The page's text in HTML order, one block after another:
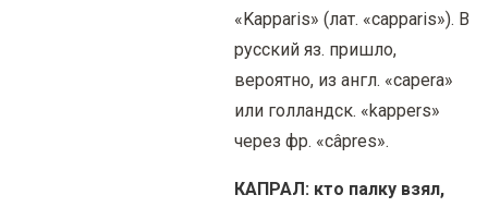
«Kapparis» (лат. «capparis»). В
русский яз. пришло,
вероятно, из англ. «capera»
или голландск. «kappers»
через фр. «câpres».
КАПРАЛ: кто палку взял,